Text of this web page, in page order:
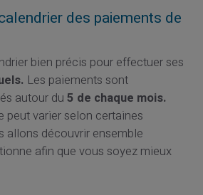
des paiements de
bien précis pour effectuer ses
Les paiements sont
autour du 5 de chaque mois.
peut varier selon certaines
allons découvrir ensemble
afin que vous soyez mieux